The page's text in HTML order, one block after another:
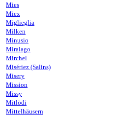
Mies
Miex
Miglieglia
Milken
Minusio
Miralago
Mirchel
Misériez (Salins)
Misery
Mission
Missy
Mitlödi
Mittelhäusern